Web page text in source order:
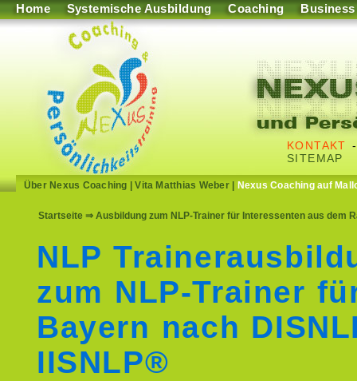
Home Systemische Ausbildung Coaching Business
KONTAKT
SITEMAP
Über Nexus Coaching |Vita Matthias Weber| Nexus Coaching auf
Startseite ⇒ Ausbildung zum NLP-Trainer für Interessenten aus dem
NLP
zum NLP-Trainer
Bayern nach
IISNLP®